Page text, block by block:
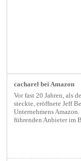
cacharel bei Amazon
Vor fast 20 Jahren, als
steckte, eröffnete Jeff
Unternehmens
führenden Anbieter im